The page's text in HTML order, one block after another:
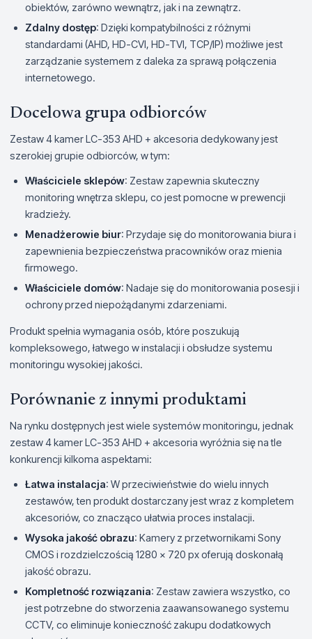
obiektów, zarówno wewnątrz, jak i na zewnątrz.
Zdalny dostęp: Dzięki kompatybilności z różnymi
standardami (AHD, HD-CVI, HD-TVI, TCP/IP) możliwe jest
zarządzanie systemem z daleka za sprawą połączenia
internetowego.
Docelowa grupa odbiorców
Zestaw 4 kamer LC-353 AHD + akcesoria dedykowany jest
szerokiej grupie odbiorców, w tym:
Właściciele sklepów: Zestaw zapewnia skuteczny
monitoring wnętrza sklepu, co jest pomocne w prewencji
kradzieży.
Menadżerowie biur: Przydaje się do monitorowania biura i
zapewnienia bezpieczeństwa pracowników oraz mienia
firmowego.
Właściciele domów: Nadaje się do monitorowania posesji i
ochrony przed niepożądanymi zdarzeniami.
Produkt spełnia wymagania osób, które poszukują
kompleksowego, łatwego w instalacji i obsłudze systemu
monitoringu wysokiej jakości.
Porównanie z innymi produktami
Na rynku dostępnych jest wiele systemów monitoringu, jednak
zestaw 4 kamer LC-353 AHD + akcesoria wyróżnia się na tle
konkurencji kilkoma aspektami:
Łatwa instalacja: W przeciwieństwie do wielu innych
zestawów, ten produkt dostarczany jest wraz z kompletem
akcesoriów, co znacząco ułatwia proces instalacji.
Wysoka jakość obrazu: Kamery z przetwornikami Sony
CMOS i rozdzielczością 1280 x 720 px oferują doskonałą
jakość obrazu.
Kompletność rozwiązania: Zestaw zawiera wszystko, co
jest potrzebne do stworzenia zaawansowanego systemu
CCTV, co eliminuje konieczność zakupu dodatkowych